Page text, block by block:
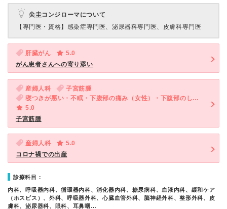
尖圭コンジローマについて
【専門医・資格】 感染症専門医、泌尿器科専門医、皮膚科専門医
肝臓がん
5.0
がん患者さんへの寄り添い
産婦人科
子宮筋腫
寝つきが悪い・不眠・下腹部の痛み（女性）・下腹部のしこり（女性）・おりものの異常（女性）
5.0
子宮筋腫
産婦人科
5.0
コロナ禍での出産
診療科目：
内科、呼吸器内科、循環器内科、消化器内科、糖尿病科、血液内科、緩和ケア
（ホスピス）、外科、呼吸器外科、心臓血管外科、脳神経外科、整形外科、皮
膚科、泌尿器科、眼科、耳鼻咽…